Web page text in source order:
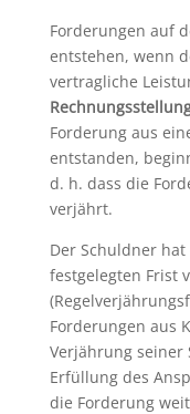
Forderungen auf
entstehen, wenn
vertragliche
Forderung aus
entstanden,
d. h. dass die
verjährt.
Der Schuldner
festgelegten Frist
Forderungen aus
Verjährung
Erfüllung des
die Forderung